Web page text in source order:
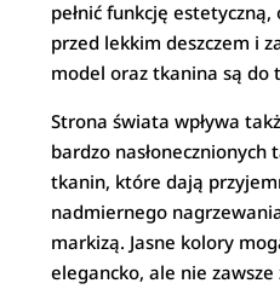
pełnić funkcję estetyczną,
przed lekkim deszczem i
model oraz tkanina są do
Strona świata wpływa
bardzo nasłonecznionych
tkanin, które dają
nadmiernego
markizą. Jasne kolory
elegancko, ale nie